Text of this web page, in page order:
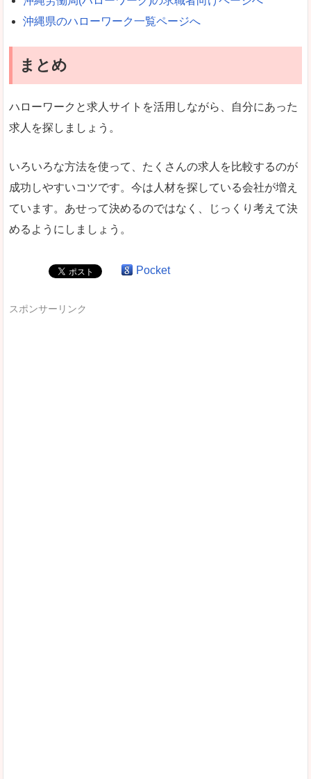
沖縄県のハローワーク一覧ページへ
まとめ
ハローワークと求人サイトを活用しながら、自分にあった
求人を探しましょう。
いろいろな方法を使って、たくさんの求人を比較するのが
成功しやすいコツです。今は人材を探している会社が増え
ています。あせって決めるのではなく、じっくり考えて決
めるようにしましょう。
Pocket
スポンサーリンク